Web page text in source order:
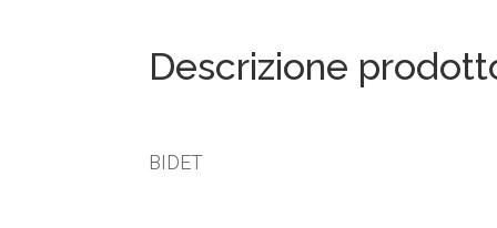
Descrizione
BIDET